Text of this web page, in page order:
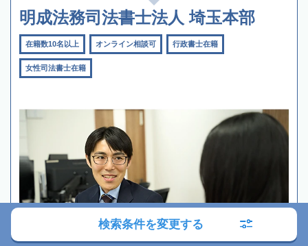
明成法務司法書士法人 埼玉本部
在籍数10名以上 オンライン相談可 行政書士在籍
女性司法書士在籍
検索条件を変更する